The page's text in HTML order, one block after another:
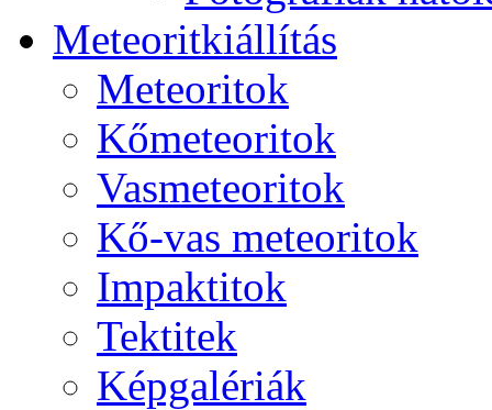
Me­te­o­rit­ki­ál­lí­tás
Me­te­o­ri­tok
Kő­me­te­o­ri­tok
Vas­me­te­o­ri­tok
Kő-vas me­te­o­ri­tok
Imp­ak­ti­tok
Tek­ti­tek
Kép­ga­lé­ri­ák